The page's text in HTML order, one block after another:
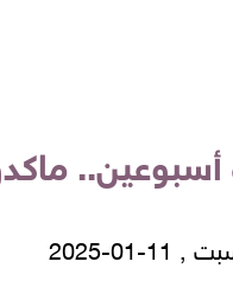
أسبوعين..
01-2025